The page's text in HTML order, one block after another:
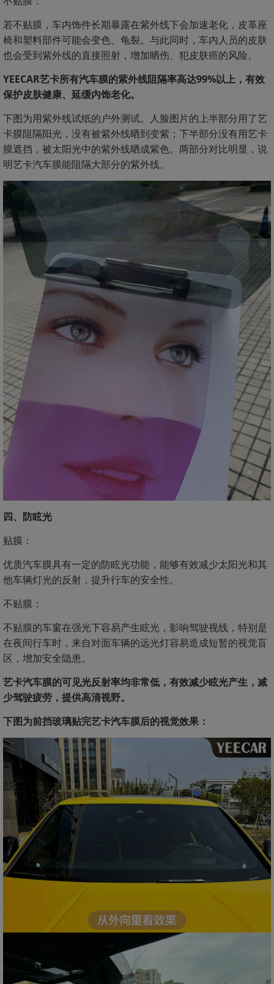
若不贴膜，车内饰件长期暴露在紫外线下会加速老化，皮革座
椅和塑料部件可能会变色、龟裂。与此同时，车内人员的皮肤
也会受到紫外线的直接照射，增加晒伤、犯皮肤癌的风险。
YEECAR艺卡所有汽车膜的紫外线阻隔率高达99%以上，有效
保护皮肤健康、延缓内饰老化。
下图为用紫外线试纸的户外测试。人脸图片的上半部分用了艺
卡膜阻隔阳光，没有被紫外线晒到变紫；下半部分没有用艺卡
膜遮挡，被太阳光中的紫外线晒成紫色。两部分对比明显，说
明艺卡汽车膜能阻隔大部分的紫外线。
四、防眩光
贴膜：
优质汽车膜具有一定的防眩光功能，能够有效减少太阳光和其
他车辆灯光的反射，提升行车的安全性。
不贴膜：
不贴膜的车窗在强光下容易产生眩光，影响驾驶视线，特别是
在夜间行车时，来自对面车辆的远光灯容易造成短暂的视觉盲
区，增加安全隐患。
艺卡汽车膜的可见光反射率均非常低，有效减少眩光产生，减
少驾驶疲劳，提供高清视野。
下图为前挡玻璃贴完艺卡汽车膜后的视觉效果：